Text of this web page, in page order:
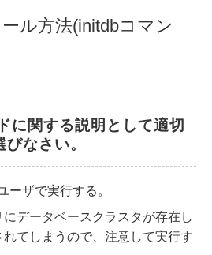
ル方法(initdbコマン
に関する説明として適切
なさい。
ーザで実行する。
データベースクラスタが存在し
てしまうので、注意して実行す